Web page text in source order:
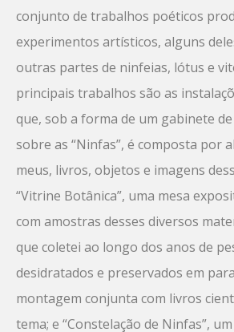
conjunto de trabalhos poéticos
experimentos artísticos, alguns
outras partes de ninfeias, lótus e
principais trabalhos são as
que, sob a forma de um gabinete
sobre as “Ninfas”, é composta por
meus, livros, objetos e imagens
“Vitrine Botânica”, uma mesa
com amostras desses diversos
que coletei ao longo dos anos de
desidratados e preservados em
montagem conjunta com livros
tema; e “Constelação de Ninfas”,